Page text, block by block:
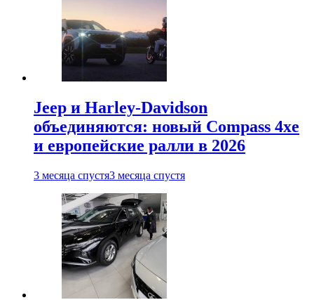
Jeep и Harley-Davidson
объединяются: новый Compass 4xe
и европейские ралли в 2026
3 месяца спустя3 месяца спустя